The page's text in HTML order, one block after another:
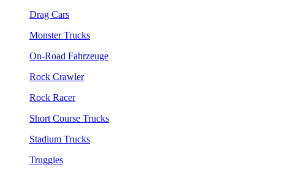
Drag Cars
Monster Trucks
On-Road Fahrzeuge
Rock Crawler
Rock Racer
Short Course Trucks
Stadium Trucks
Truggies